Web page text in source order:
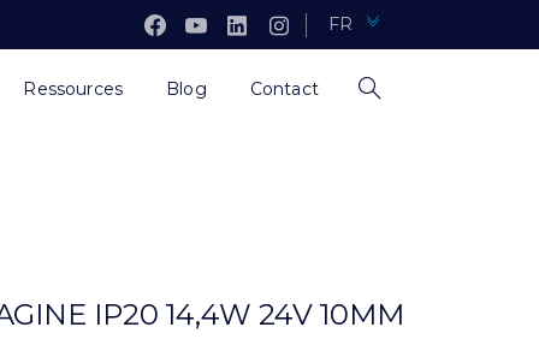
FR
Ressources Blog Contact
IP20 14,4W 24V 10MM